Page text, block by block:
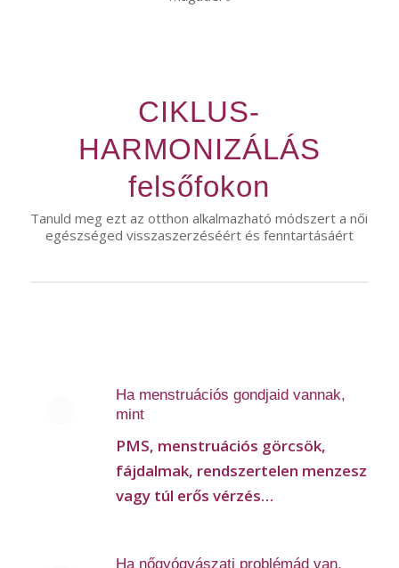
CIKLUS-
HARMONIZÁLÁS
felsőfokon
Tanuld meg ezt az otthon alkalmazható módszert a női
egészséged visszaszerzéséért és fenntartásáért
Ha menstruációs gondjaid vannak,
mint
PMS, menstruációs görcsök,
fájdalmak, rendszertelen menzesz
vagy túl erős vérzés…
Ha nőgyógyászati problémád van,